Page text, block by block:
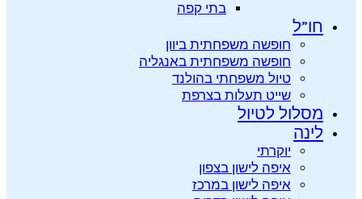
בתי קפה
חו”ל
חופשה משפחתית ביוון
חופשה משפחתית באנגליה
טיול משפחתי בהולנד
שייט תעלות בצרפת
מסלול לטיול
לינה
יוקרתי
איפה לישון בצפון
איפה לישון במרכז